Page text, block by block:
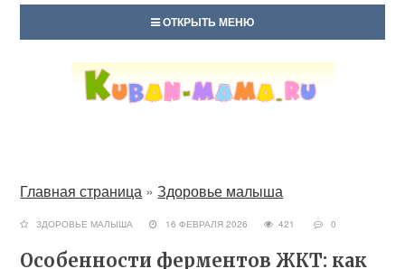
ОТКРЫТЬ МЕНЮ
Главная страница »Здоровье малыша
ЗДОРОВЬЕ МАЛЫША 16 ФЕВРАЛЯ 2026 421 0
Особенности ферментов ЖКТ: как